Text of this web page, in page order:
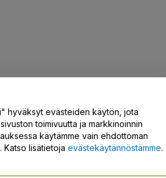
meihin yhteyttä
hyväksyt evästeiden käytön, jota
toimivuutta ja markkinoinnin
käytämme vain ehdottoman
Katso lisätietoja evästekäytännöstämme.